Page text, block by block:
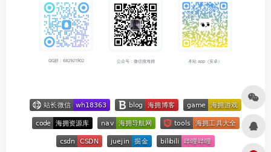
QQ群：682921902 公众号：微信搜海拥 本站 app（安卓）